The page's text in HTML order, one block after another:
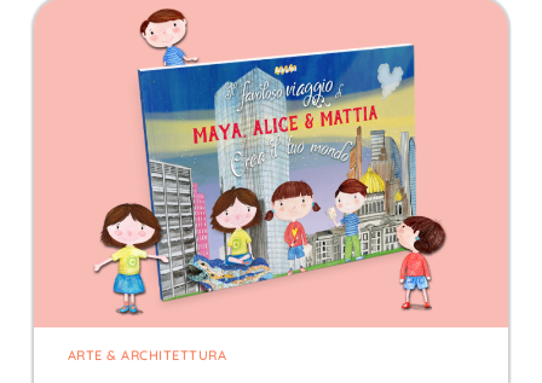
ARTE & ARCHITETTURA